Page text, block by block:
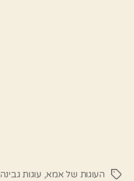
תגיותהעוגות של אמא, עוגות גבינה